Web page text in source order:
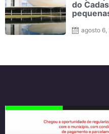
do
agosto 6,